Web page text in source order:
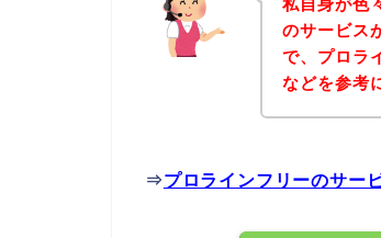
私自身が色
のサービス
で、プロラ
などを参考
⇒プロラインフリーのサー